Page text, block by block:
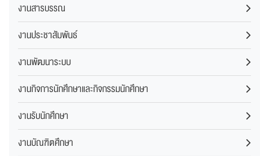
งานสารบรรณ
งานประชาสัมพันธ์
งานพัฒนาระบบ
งานกิจการนักศึกษาและกิจกรรมนักศึกษา
งานรับนักศึกษา
งานบัณฑิตศึกษา